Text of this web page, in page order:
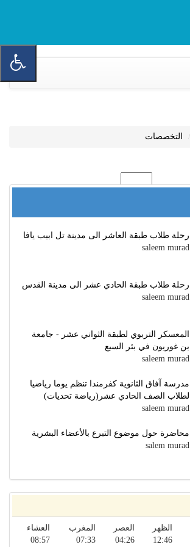
التخصصات
رحلة طلاب طبقة العاشر الى مدينة تل ابيب يافا
saleem murad
رحلة طلاب طبقة الحادي عشر الى مدينة القدس
saleem murad
المعسكر التربوي لطبقة الثواني عشر - جامعة
بن غوريون في بئر السبع
saleem murad
مدرسة آفاق الثانوية كفرمندا تنظم يوما رياضيا
لطلاب الصف الحادي عشر(رياضة تحديات)
saleem murad
محاضرة حول موضوع التبرع بالأعضاء البشرية
salem murad
الظهر
12:46
العصر
04:26
المغرب
07:33
العشاء
08:57